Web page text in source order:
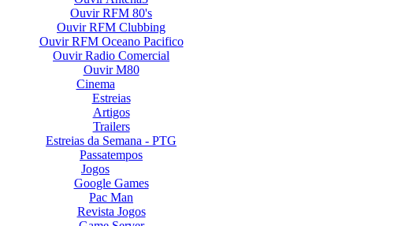
Ouvir RFM 80's
Ouvir RFM Clubbing
Ouvir RFM Oceano Pacifico
Ouvir Radio Comercial
Ouvir M80
Cinema
Estreias
Artigos
Trailers
Estreias da Semana - PTG
Passatempos
Jogos
Google Games
Pac Man
Revista Jogos